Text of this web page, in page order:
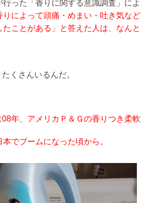
行った「香りに関する意識調査」によ
りによって頭痛・めまい・吐き気など
ことがある」と答えた人は、なんと
くさんいるんだ。
年、アメリカＰ＆Ｇの香りつき柔軟
でブームになった頃から。